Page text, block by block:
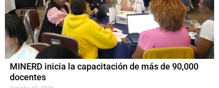
MINERD inicia la capacitación de más de 90,000
docentes